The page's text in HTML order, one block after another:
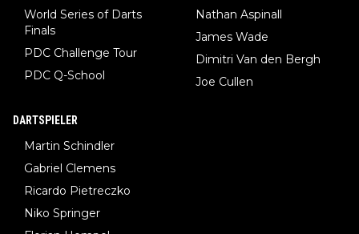
World Series of Darts
Finals
PDC Challenge Tour
PDC Q-School
Nathan Aspinall
James Wade
Dimitri Van den Bergh
Joe Cullen
DARTSPIELER
Martin Schindler
Gabriel Clemens
Ricardo Pietreczko
Niko Springer